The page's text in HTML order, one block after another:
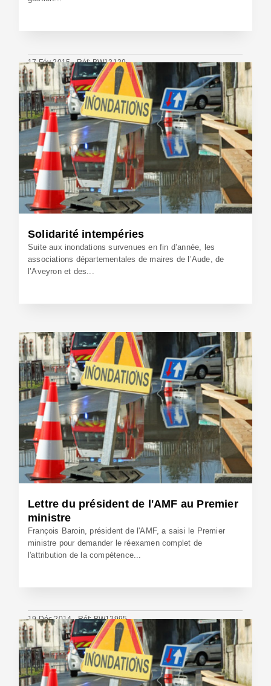
17 Fév 2015 - Réf: BW13139
Solidarité intempéries
Suite aux inondations survenues en fin d’année, les
associations départementales de maires de l’Aude, de
l’Aveyron et des...
9 Jan 2015 - Réf: BW13013
Lettre du président de l'AMF au Premier
ministre
François Baroin, président de l'AMF, a saisi le Premier
ministre pour demander le réexamen complet de
l'attribution de la compétence...
19 Déc 2014 - Réf: BW12995